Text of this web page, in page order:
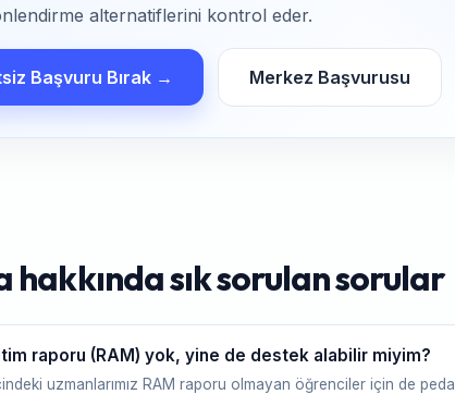
alternatiflerini kontrol eder.
Başvuru Bırak → Merkez Başvurusu
hakkında sık sorulan sorular
raporu (RAM) yok, yine de destek alabilir miyim?
uzmanlarımız RAM raporu olmayan öğrenciler için de